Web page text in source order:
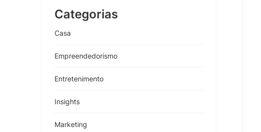
Categorias
Casa
Empreendedorismo
Entretenimento
Insights
Marketing